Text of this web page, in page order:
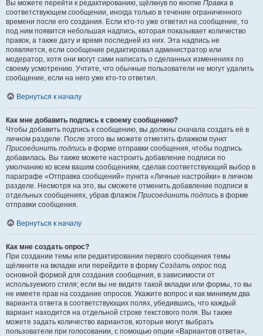
Вы можете перейти к редактированию, щёлкнув по кнопке Правка в
соответствующем сообщении, иногда только в течение ограниченного
времени после его создания. Если кто-то уже ответил на сообщение, то
под ним появится небольшая надпись, которая показывает количество
правок, а также дату и время последней из них. Эта надпись не
появляется, если сообщение редактировал администратор или
модератор, хотя они могут сами написать о сделанных изменениях по
своему усмотрению. Учтите, что обычные пользователи не могут удалить
сообщение, если на него уже кто-то ответил.
Вернуться к началу
Как мне добавить подпись к своему сообщению?
Чтобы добавить подпись к сообщению, вы должны сначала создать её в
личном разделе. После этого вы можете отметить флажком пункт
Присоединить подпись в форме отправки сообщения, чтобы подпись
добавилась. Вы также можете настроить добавление подписи по
умолчанию ко всем вашим сообщениям, сделав соответствующий выбор в
параграфе «Отправка сообщений» пункта «Личные настройки» в личном
разделе. Несмотря на это, вы сможете отменить добавление подписи в
отдельных сообщениях, убрав флажок Присоединить подпись в форме
отправки сообщения.
Вернуться к началу
Как мне создать опрос?
При создании темы или редактировании первого сообщения темы
щёлкните на вкладке или перейдите в форму Создать опрос под
основной формой для создания сообщения, в зависимости от
используемого стиля; если вы не видите такой вкладки или формы, то вы
не имеете прав на создание опросов. Укажите вопрос и как минимум два
варианта ответа в соответствующих полях, убедившись, что каждый
вариант находится на отдельной строке текстового поля. Вы также
можете задать количество вариантов, которые могут выбрать
пользователи при голосовании, с помощью опции «Вариантов ответа»,